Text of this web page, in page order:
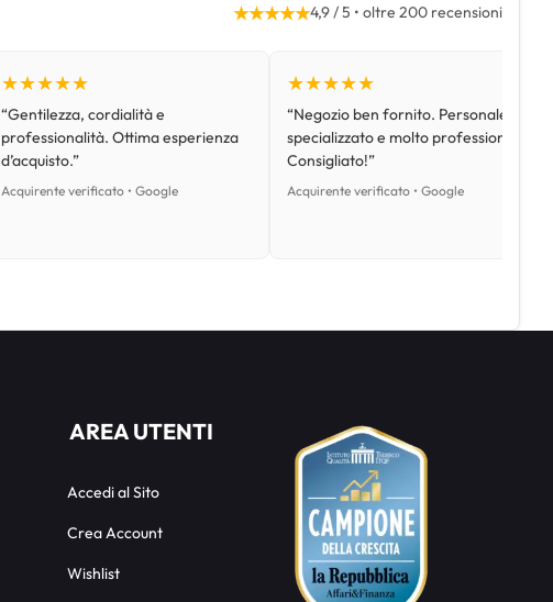
★★★★★4,9 / 5 • oltre 200 recensioni
★★★★★
“Gentilezza, cordialità e
professionalità. Ottima esperienza
d’acquisto.”
Acquirente verificato • Google
★★★★★
“Negozio ben fornito. Personale
specializzato e molto professionale.
Consigliato!”
Acquirente verificato • Google
AREA UTENTI
Accedi al Sito
Crea Account
Wishlist